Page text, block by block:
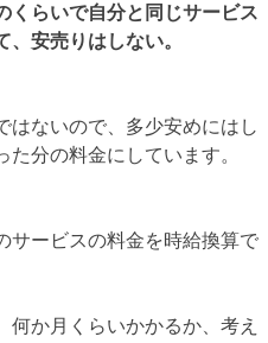
くらいで自分と同じサービス
安売りはしない。
はないので、多少安めにはし
分の料金にしています。
サービスの料金を時給換算で
何か月くらいかかるか、考え